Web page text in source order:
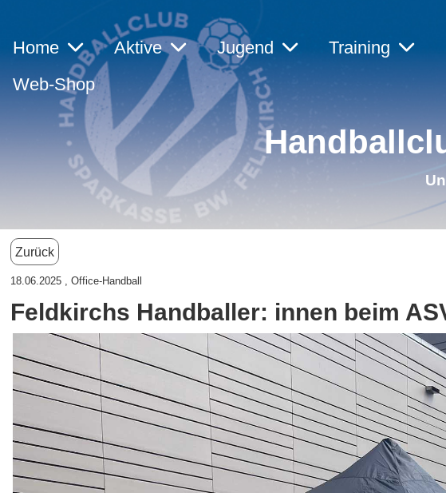
Home Aktive Jugend Training
Web-Shop
Zurück
18.06.2025 , Office-Handball
Feldkirchs Handballer: innen beim